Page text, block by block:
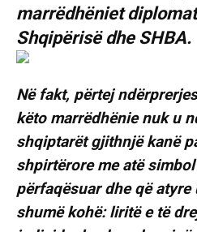
marrëdhëniet
Shqipërisë dhe SHBA.
Në fakt, përtej
këto marrëdhënie nuk u
shqiptarët gjithnjë kanë
shpirtërore me atë simbol
përfaqësuar dhe që
shumë kohë: liritë e të